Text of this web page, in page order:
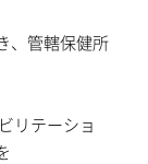
、管轄保健所
リテーショ